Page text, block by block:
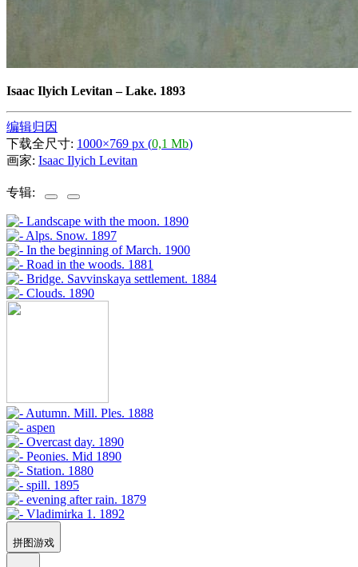
Isaac Ilyich Levitan –Lake. 1893
编辑归因
下载全尺寸: 1000×769 px (0,1 Mb)
画家: Isaac Ilyich Levitan
专辑:
拼图游戏